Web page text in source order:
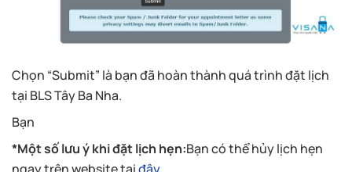
Chọn “Submit” là bạn đã hoàn thành quá trình đặt lịch
tại BLS Tây Ba Nha.
Bạn
*Một số lưu ý khi đặt lịch hẹn:Bạn có thể hủy lịch hẹn